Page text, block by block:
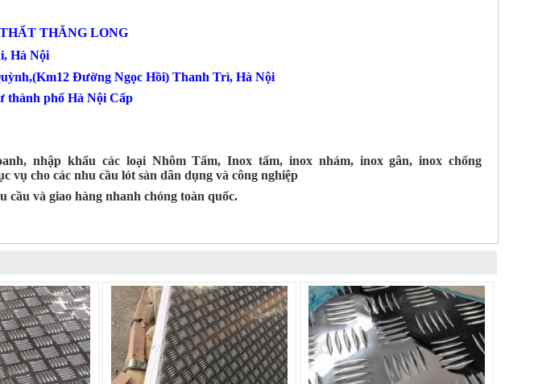
THĂNG LONG
Hà Nội
Đường Ngọc Hồi) Thanh Trì, Hà Nội
thành phố Hà Nội Cấp
nhập khẩu các loại Nhôm Tấm, Inox tấm, inox nhám, inox gân, inox chống
cho các nhu cầu lót sàn dân dụng và công nghiệp
cầu và giao hàng nhanh chóng toàn quốc.